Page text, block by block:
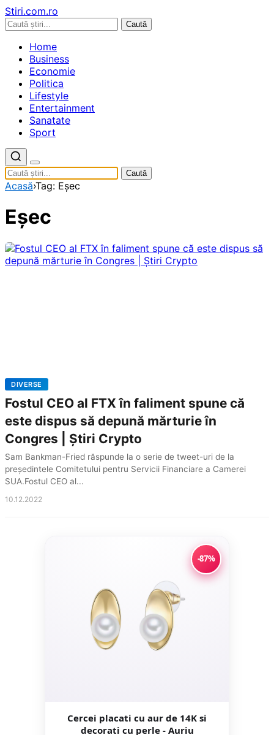
Stiri.com.ro
Caută
Home
Business
Economie
Politica
Lifestyle
Entertainment
Sanatate
Sport
Caută
Acasă›Tag: Eșec
Eșec
DIVERSE
Fostul CEO al FTX în faliment spune că
este dispus să depună mărturie în
Congres | Știri Crypto
Sam Bankman-Fried răspunde la o serie de tweet-uri de la
președintele Comitetului pentru Servicii Financiare a Camerei
SUA.Fostul CEO al...
10.12.2022
-87%
Cercei placati cu aur de 14K si
decorati cu perle - Auriu